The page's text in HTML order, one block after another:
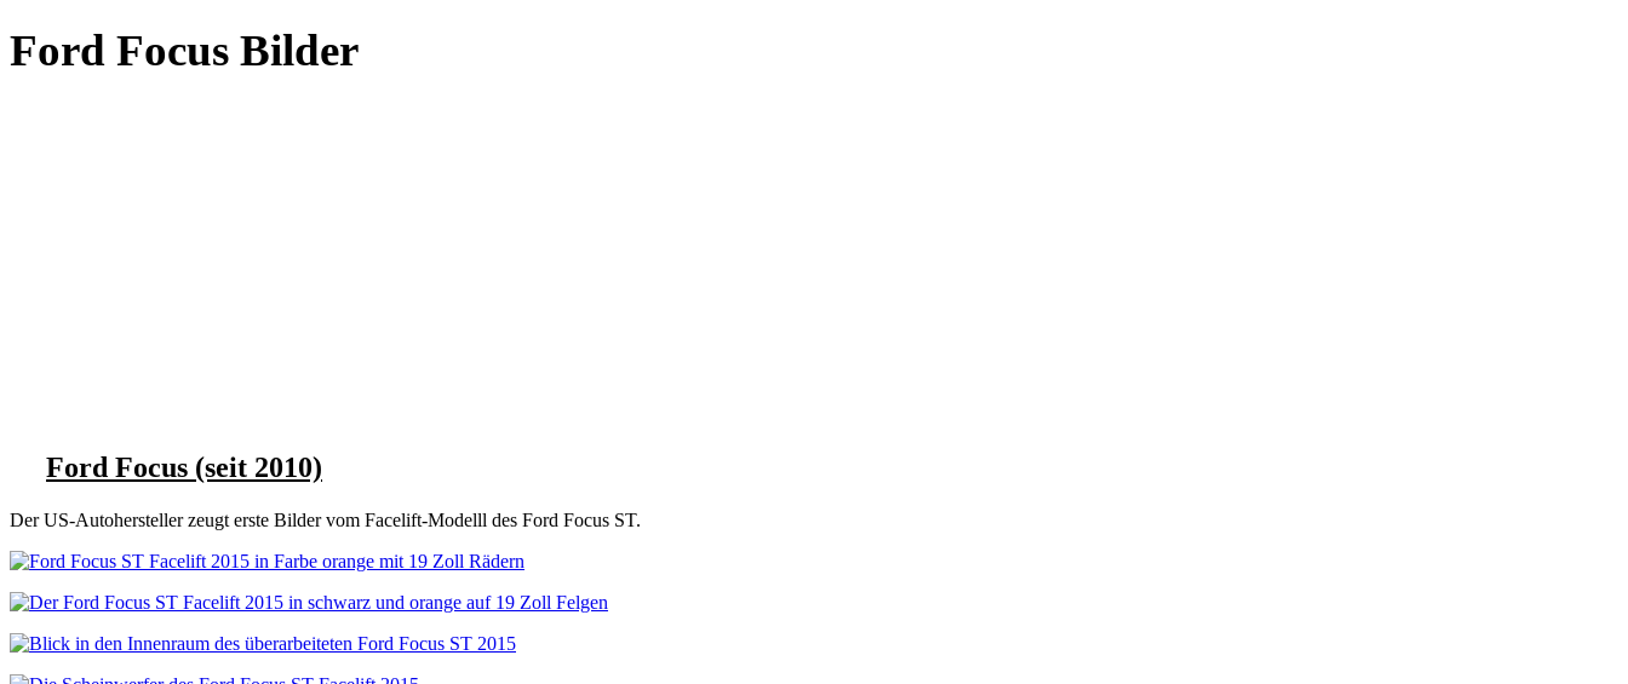
Ford Focus Bilder
Ford Focus (seit 2010)
Der US-Autohersteller zeugt erste Bilder vom Facelift-Modelll des Ford Focus ST.